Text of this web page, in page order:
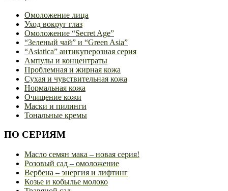
Омоложение лица
Уход вокруг глаз
Омоложение “Secret Age”
“Зеленый чай” и “Green Asia”
“Asiatica” антикуперозная серия
Ампулы и концентраты
Проблемная и жирная кожа
Сухая и чувствительная кожа
Нормальная кожа
Очищение кожи
Маски и пилинги
Тональные кремы
ПО СЕРИЯМ
Масло семян мака – новая серия!
Розовый сад – омоложение
Вербена – энергия и лифтинг
Козье и кобылье молоко